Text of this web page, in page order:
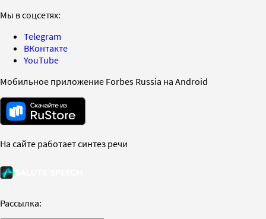
Мы в соцсетях:
Telegram
ВКонтакте
YouTube
Мобильное приложение Forbes Russia на Android
На сайте работает синтез речи
Рассылка: